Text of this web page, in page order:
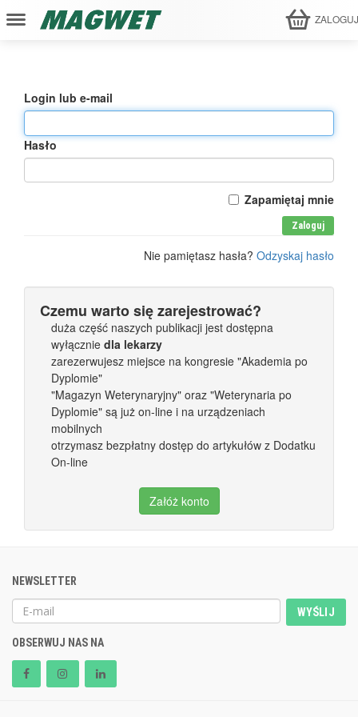
Login lub e-mail
Hasło
Zapamiętaj mnie
Zaloguj
Nie pamiętasz hasła? Odzyskaj hasło
Czemu warto się zarejestrować?
duża część naszych publikacji jest dostępna
wyłącznie dla lekarzy
zarezerwujesz miejsce na kongresie "Akademia po
Dyplomie"
"Magazyn Weterynaryjny" oraz "Weterynaria po
Dyplomie" są już on-line i na urządzeniach
mobilnych
otrzymasz bezpłatny dostęp do artykułów z Dodatku
On-line
Załóż konto
NEWSLETTER
WYŚLIJ
OBSERWUJ NAS NA